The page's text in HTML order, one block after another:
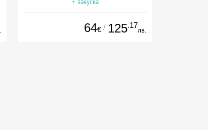
+ закуска
64€ / 125.17
лв.